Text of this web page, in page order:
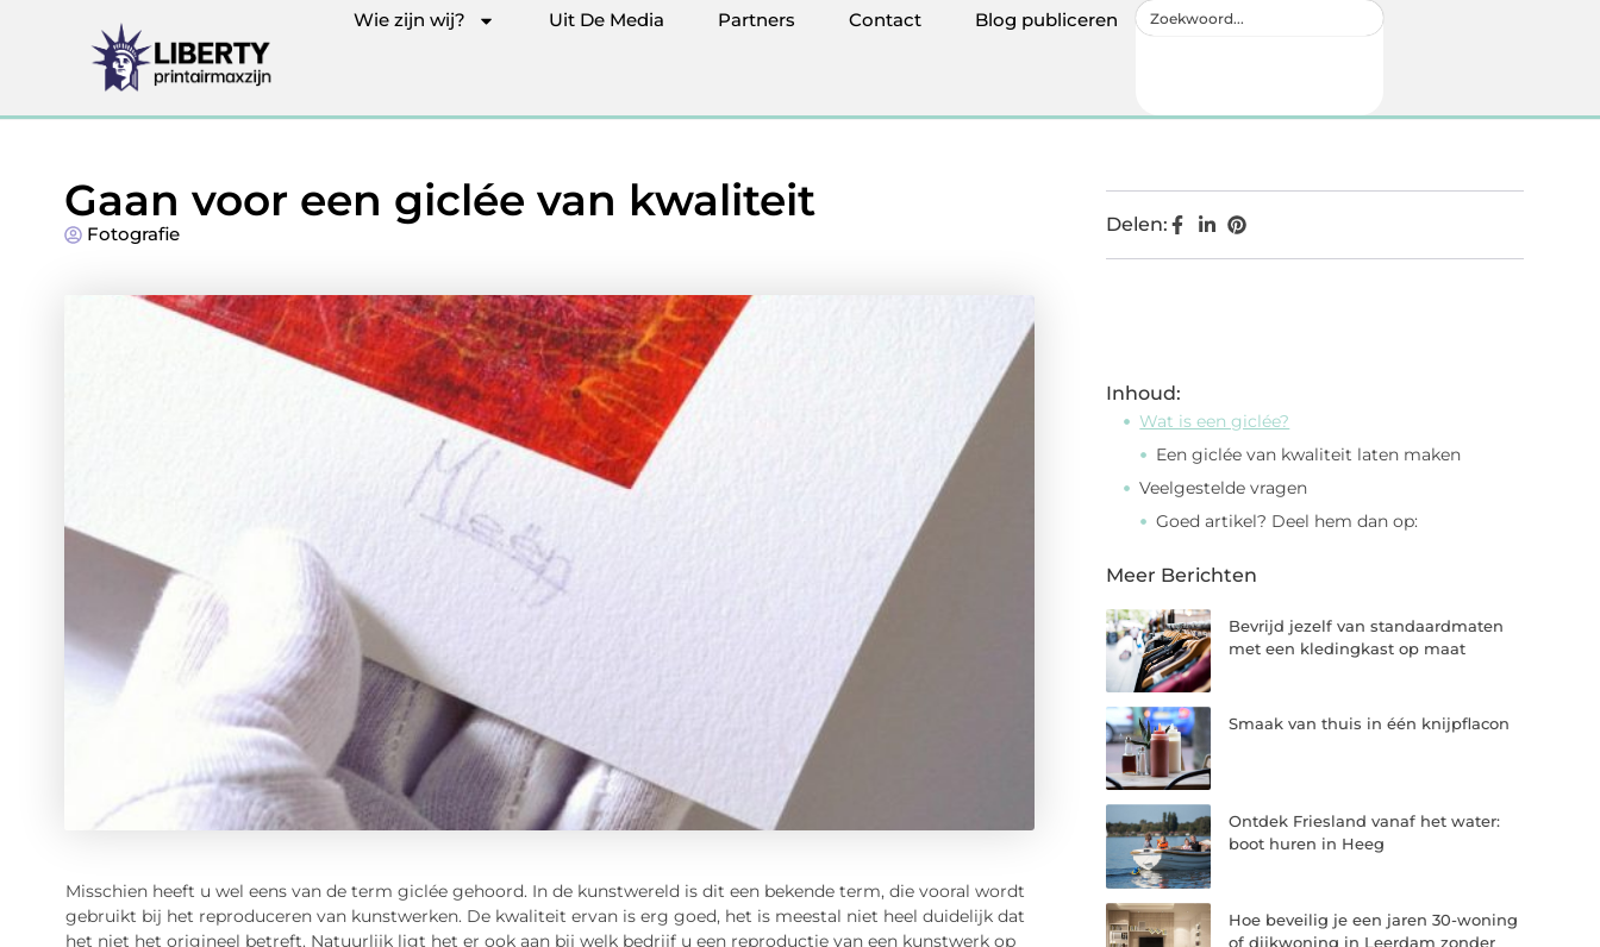
Wie zijn wij? Uit De Media Partners Contact Blog publiceren
Gaan voor een giclée van kwaliteit
Fotografie
Misschien heeft u wel eens van de term giclée gehoord. In de kunstwereld is dit een bekende term, die vooral wordt
gebruikt bij het reproduceren van kunstwerken. De kwaliteit ervan is erg goed, het is meestal niet heel duidelijk dat
het niet het origineel betreft. Natuurlijk ligt het er ook aan bij welk bedrijf u een reproductie van een kunstwerk op
Delen:
Inhoud:
Wat is een giclée?
Een giclée van kwaliteit laten maken
Veelgestelde vragen
Goed artikel? Deel hem dan op:
Meer Berichten
Bevrijd jezelf van standaardmaten
met een kledingkast op maat
Smaak van thuis in één knijpflacon
Ontdek Friesland vanaf het water:
boot huren in Heeg
Hoe beveilig je een jaren 30-woning
of dijkwoning in Leerdam zonder